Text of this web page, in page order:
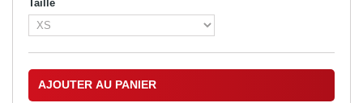
Taille
AJOUTER AU PANIER